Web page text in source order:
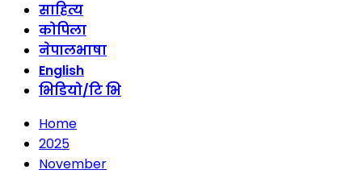
साहित्य
कोपिला
नेपालभाषा
English
भिडियो/टि भि
Home
2025
November